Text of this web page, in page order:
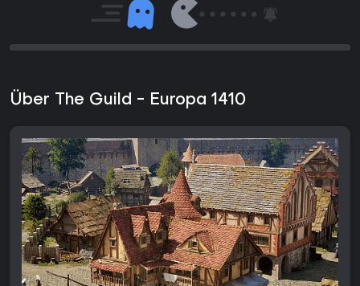
Über The Guild - Europa 1410